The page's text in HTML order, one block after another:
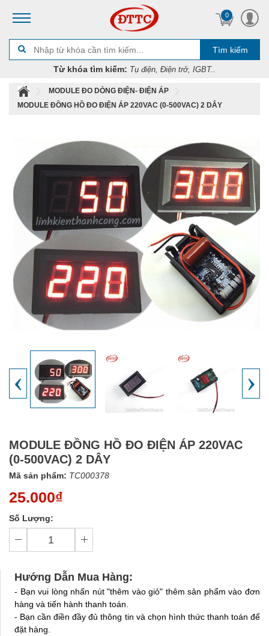
0
Tìm kiếm
Từ khóa tìm kiếm: Tụ điện, Điện trở, IGBT..
MODULE ĐO DÒNG ĐIỆN- ĐIỆN ÁP
MODULE ĐỒNG HỒ ĐO ĐIỆN ÁP 220VAC (0-500VAC) 2 DÂY
‹ ›
MODULE ĐỒNG HỒ ĐO ĐIỆN ÁP 220VAC
(0-500VAC) 2 DÂY
Mã sản phẩm: TC000378
25.000₫
Số Lượng:
Hướng Dẫn Mua Hàng:
- Bạn vui lòng nhấn nút "thêm vào giỏ" thêm sản phẩm vào đơn
hàng và tiến hành thanh toán.
- Bạn cần điền đầy đủ thông tin và chọn hình thức thanh toán để
đặt hàng.